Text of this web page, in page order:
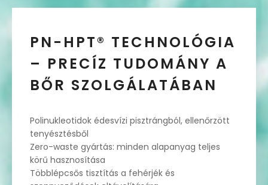
PN-HPT® TECHNOLÓGIA
– PRECÍZ TUDOMÁNY A
BŐR SZOLGÁLATÁBAN
Polinukleotidok édesvízi pisztrángból, ellenőrzött
tenyésztésből
Zero-waste gyártás: minden alapanyag teljes
körű hasznosítása
Többlépcsős tisztítás a fehérjék és